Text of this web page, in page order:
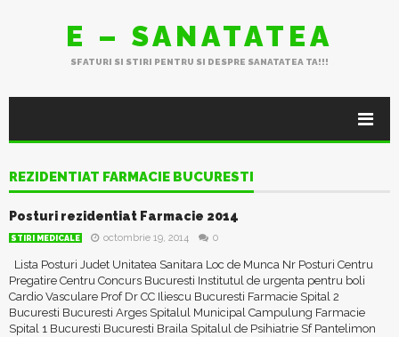
E – SANATATEA
SFATURI SI STIRI PENTRU SI DESPRE SANATATEA TA!!!
REZIDENTIAT FARMACIE BUCURESTI
Posturi rezidentiat Farmacie 2014
STIRI MEDICALE octombrie 19, 2014 0
Lista Posturi Judet Unitatea Sanitara Loc de Munca Nr Posturi Centru
Pregatire Centru Concurs Bucuresti Institutul de urgenta pentru boli
Cardio Vasculare Prof Dr CC Iliescu Bucuresti Farmacie Spital 2
Bucuresti Bucuresti Arges Spitalul Municipal Campulung Farmacie
Spital 1 Bucuresti Bucuresti Braila Spitalul de Psihiatrie Sf Pantelimon